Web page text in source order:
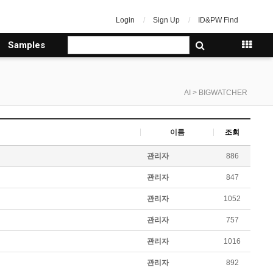
Login Sign Up ID&PW Find
Samples
AI > BIGWATCHER
이름 조회
관리자 886
관리자 847
관리자 1052
관리자 757
관리자 1016
관리자 892